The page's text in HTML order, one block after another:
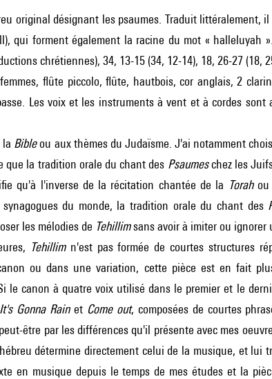
original désignant les psaumes. Traduit littéralement,
qui forment également la racine du mot « halleluyah
chrétiennes), 34, 13-15 (34, 12-14), 18, 26-27 (18,
flûte piccolo, flûte, hautbois, cor anglais, 2
Les voix et les instruments à vent et à cordes sont
Bibleou aux thèmes du Judaïsme. J'ai notamment
que la tradition orale du chant des Psaumeschez les
qu'à l'inverse de la récitation chantée de la Torahou
du monde, la tradition orale du chant des
les mélodies de Tehillimsans avoir à imiter ou ignorer
Tehillimn'est pas formée de courtes structures
ou dans une variation, cette pièce est en fait
le canon à quatre voix utilisé dans le premier et le
It's Gonna Rainet Come out, composées de courtes
être par les différences qu'il présente avec mes
détermine directement celui de la musique, et lui
en musique depuis le temps de mes études et la